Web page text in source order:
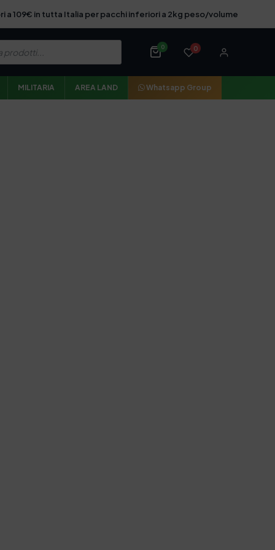
a 109€ in tutta Italia per pacchi inferiori a 2kg peso/volume
0 0
MILITARIA AREA LAND Whatsapp Group